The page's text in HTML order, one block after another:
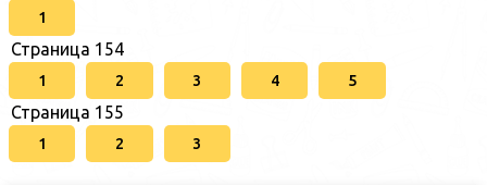
1
Страница 154
1 2 3 4 5
Страница 155
1 2 3